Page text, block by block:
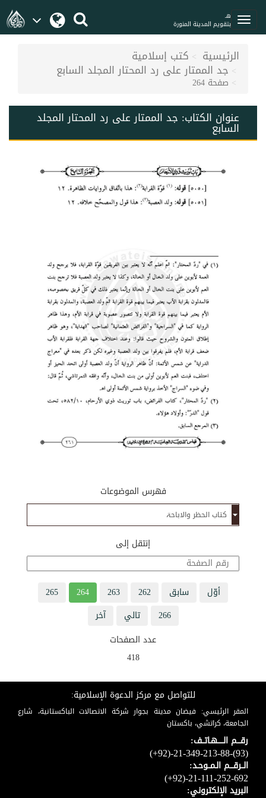
هـ
بتقويم المدينة المنورة
الرئيسية كتب إسلامية
جد الممتار على رد المحتار المجلد السابع
صفحة 264
عنوان الكتاب: جد الممتار على رد المحتار المجلد
السابع
فهرس الموضوعات
إنتقل إلى
أوّل سابق 262
263
264
265
266
تالي
آخر
عدد الصفحات
418
للتواصل مع مركز الدعوة الإسلامية:
المقر الرئيسي: فيضان مدينة بجوار شركة الاتصالات الباكستانية، شارع
الجامعة، كراتشي، باكستان
رقـــم الـــــهـاتــف:
(+92)-21-349-213-88-(93)
الــرقـــم الـمــوحـد:
(+92)-21-111-252-692
البريد الإلكتروني: